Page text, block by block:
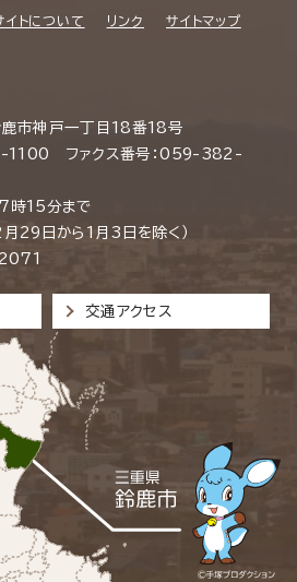
イトについて リンク サイトマップ
神戸一丁目18番18号
1100 ファクス番号：059-382-
時15分まで
月29日から1月3日を除く）
交通アクセス